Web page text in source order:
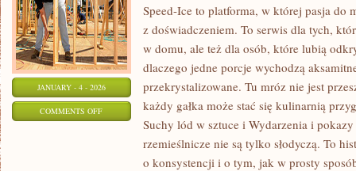
JANUARY - 4 - 2026
COMMENTS OFFON
Speed-Ice to platforma, w której pasja do
z doświadczeniem. To serwis dla tych,
w domu, ale też dla osób, które lubią
dlaczego jedne porcje wychodzą
przekrystalizowane. Tu mróz nie jest
każdy gałka może stać się kulinarnią
Suchy lód w sztuce i Wydarzenia i
rzemieślnicze nie są tylko słodyczą. To
o konsystencji i o tym, jak w prosty